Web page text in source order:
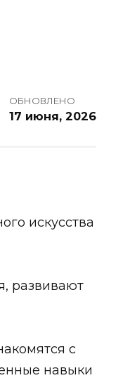
ОБНОВЛЕНО
17 июня, 2026
искусства
развивают
с
навыки